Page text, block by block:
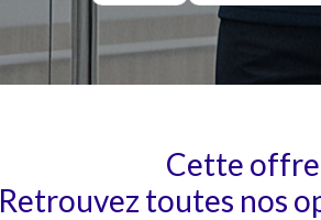
Cette offre
Retrouvez toutes nos